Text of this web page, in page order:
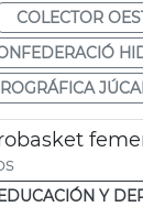
COLECTOR
Y